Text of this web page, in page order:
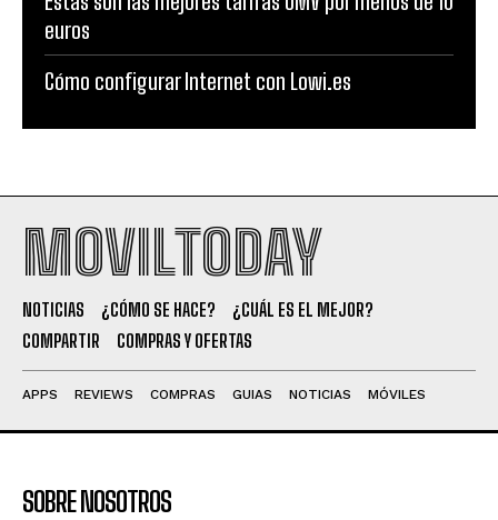
euros
Cómo configurar Internet con Lowi.es
MOVILTODAY
NOTICIAS ¿CÓMO SE HACE?
¿CUÁL ES EL MEJOR?
COMPARTIR
COMPRAS Y OFERTAS
APPS REVIEWS COMPRAS GUIAS NOTICIAS MÓVILES
SOBRE NOSOTROS